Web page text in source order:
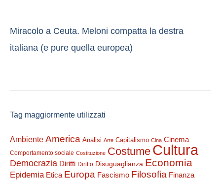
Miracolo a Ceuta. Meloni compatta la destra
italiana (e pure quella europea)
Tag maggiormente utilizzati
Ambiente America Analisi Arte Capitalismo Cina Cinema
Comportamento sociale Costituzione Costume Cultura
Democrazia Diritti Diritto Disuguaglianza Economia
Epidemia Etica Europa Fascismo Filosofia Finanza